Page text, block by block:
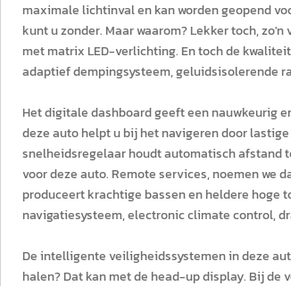
maximale lichtinval en kan worden geopend
kunt u zonder. Maar waarom? Lekker toch,
met matrix LED-verlichting. En toch de
adaptief dempingsysteem, geluidsisolerende
Het digitale dashboard geeft een nauwkeurig
deze auto helpt u bij het navigeren door
snelheidsregelaar houdt automatisch afstand
voor deze auto. Remote services, noemen we
produceert krachtige bassen en heldere hoge
navigatiesysteem, electronic climate control,
De intelligente veiligheidssystemen in deze
halen? Dat kan met de head-up display. Bij